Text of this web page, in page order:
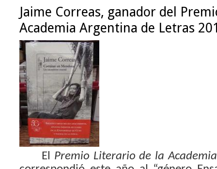
Jaime Correas, ganador del
Academia Argentina de Letras
El Premio Literario de la